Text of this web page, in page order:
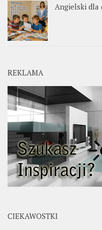
Angielski dla
REKLAMA
CIEKAWOSTKI